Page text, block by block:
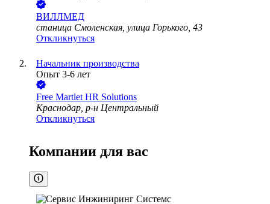
ВИЛЛМЕД
станица Смоленская, улица Горького, 43
Откликнуться
Начальник производства
Опыт 3-6 лет
Free Martlet HR Solutions
Краснодар, р-н Центральный
Откликнуться
Компании для вас